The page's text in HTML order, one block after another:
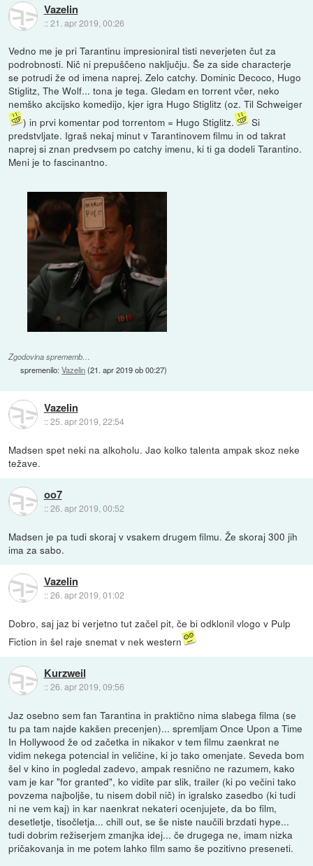
Vazelin
::21. apr 2019, 00:26
Vedno me je pri Tarantinu impresioniral tisti neverjeten čut za
podrobnosti. Nič ni prepuščeno naključju. Še za side characterje
se potrudi že od imena naprej. Zelo catchy. Dominic Decoco, Hugo
Stiglitz, The Wolf... tona je tega. Gledam en torrent včer, neko
nemško akcijsko komedijo, kjer igra Hugo Stiglitz (oz. Til Schweiger
) in prvi komentar pod torrentom = Hugo Stiglitz.
Si
predstvljate. Igraš nekaj minut v Tarantinovem filmu in od takrat
naprej si znan predvsem po catchy imenu, ki ti ga dodeli Tarantino.
Meni je to fascinantno.
Zgodovina sprememb…
spremenilo:Vazelin(21. apr 2019 ob 00:27)
Vazelin
::25. apr 2019, 22:54
Madsen spet neki na alkoholu. Jao kolko talenta ampak skoz neke
težave.
oo7
::26. apr 2019, 00:52
Madsen je pa tudi skoraj v vsakem drugem filmu. Že skoraj 300 jih
ima za sabo.
Vazelin
::26. apr 2019, 01:02
Dobro, saj jaz bi verjetno tut začel pit, če bi odklonil vlogo v Pulp
Fiction in šel raje snemat v nek western
Kurzweil
::26. apr 2019, 09:56
Jaz osebno sem fan Tarantina in praktično nima slabega filma (se
tu pa tam najde kakšen precenjen)... spremljam Once Upon a Time
In Hollywood že od začetka in nikakor v tem filmu zaenkrat ne
vidim nekega potencial in veličine, ki jo tako omenjate. Seveda bom
šel v kino in pogledal zadevo, ampak resnično ne razumem, kako
vam je kar "for granted", ko vidite par slik, trailer (ki po večini tako
povzema najboljše, tu nisem dobil nič) in igralsko zasedbo (ki tudi
ni ne vem kaj) in kar naenkrat nekateri ocenjujete, da bo film,
desetletje, tisočletja... chill out, se še niste naučili brzdati hype...
tudi dobrim režiserjem zmanjka idej... če drugega ne, imam nizka
pričakovanja in me potem lahko film samo še pozitivno preseneti.